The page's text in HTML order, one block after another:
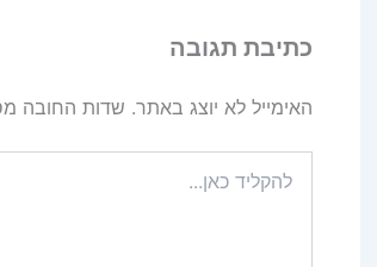
כתיבת תגובה
האימייל לא יוצג באתר. שדות החובה
כאן...